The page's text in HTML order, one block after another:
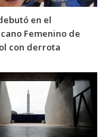
en el
Femenino de
con derrota